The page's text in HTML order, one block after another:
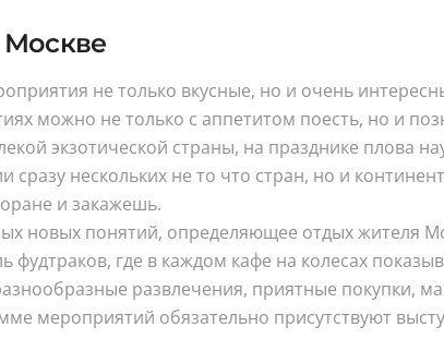
Москве
не только вкусные, но и очень
можно не только с аппетитом поесть, но и
экзотической страны, на празднике плова
нескольких не то что стран, но и
и закажешь.
новых понятий, определяющее отдых жителя
фудтраков, где в каждом кафе на колесах
развлечения, приятные покупки,
мероприятий обязательно присутствуют